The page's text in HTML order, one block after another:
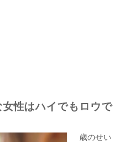
女性はハイでもロウで
歳のせい